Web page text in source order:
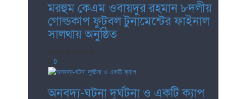
মরহুম কেএম ওবায়দুর রহমান ৮দলীয়
গোল্ডকাপ ফুটবল টুনামেন্টের ফাইনাল
সালথায় অনুষ্ঠিত
0
অনবদ্য-ঘটনা দূর্ঘটনা ও একটি ক্যাপ